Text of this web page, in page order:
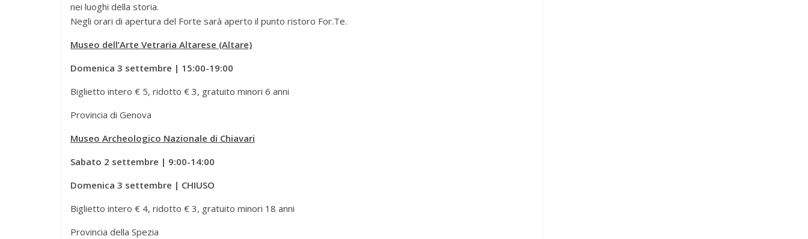
nei luoghi della storia.
Negli orari di apertura del Forte sarà aperto il punto ristoro For.Te.
Museo dell’Arte Vetraria Altarese (Altare)
Domenica 3 settembre | 15:00-19:00
Biglietto intero € 5, ridotto € 3, gratuito minori 6 anni
Provincia di Genova
Museo Archeologico Nazionale di Chiavari
Sabato 2 settembre | 9:00-14:00
Domenica 3 settembre | CHIUSO
Biglietto intero € 4, ridotto € 3, gratuito minori 18 anni
Provincia della Spezia